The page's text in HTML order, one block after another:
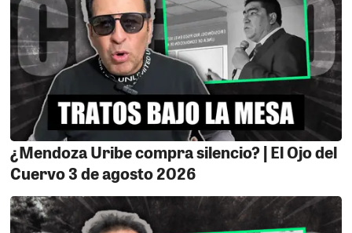
¿Mendoza Uribe compra silencio? | El Ojo del
Cuervo 3 de agosto 2026